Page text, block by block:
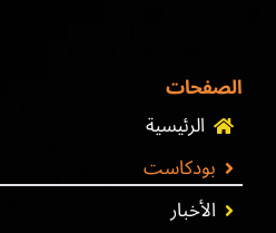
الصفحات
الرئيسية
بودكاست
الأخبار